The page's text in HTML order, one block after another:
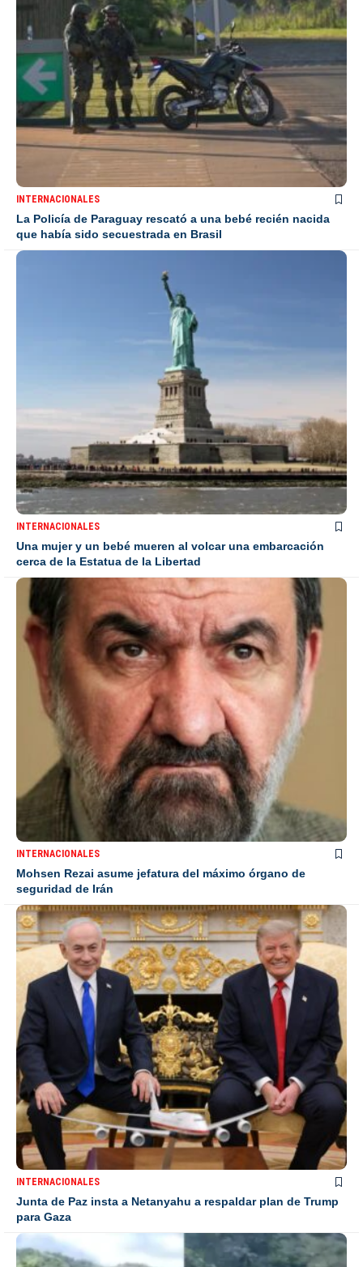
INTERNACIONALES
La Policía de Paraguay rescató a una bebé recién nacida
que había sido secuestrada en Brasil
INTERNACIONALES
Una mujer y un bebé mueren al volcar una embarcación
cerca de la Estatua de la Libertad
INTERNACIONALES
Mohsen Rezai asume jefatura del máximo órgano de
seguridad de Irán
INTERNACIONALES
Junta de Paz insta a Netanyahu a respaldar plan de Trump
para Gaza